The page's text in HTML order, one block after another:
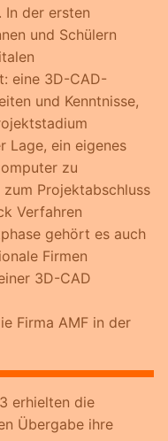
In der ersten
und Schülern
eine 3D-CAD-
und Kenntnisse,
Lage, ein eigenes
zu
Projektabschluss
Verfahren
gehört es auch
Firmen
3D-CAD
Firma AMF in der
erhielten die
Übergabe ihre